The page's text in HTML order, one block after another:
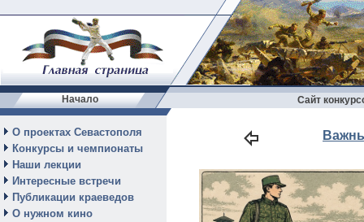
Начало Сайт
О проектах Севастополя
Конкурсы и чемпионаты
Наши лекции
Интересные встречи
Публикации краеведов
О нужном кино